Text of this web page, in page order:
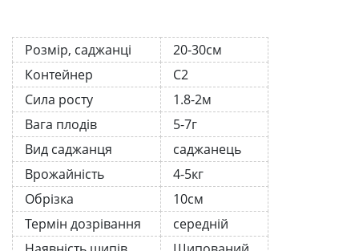
Розмір, саджанці
20-30см
Контейнер
С2
Сила росту
1.8-2м
Вага плодів
5-7г
Вид саджанця
саджанець
Врожайність
4-5кг
Обрізка
10см
Термін дозрівання
середній